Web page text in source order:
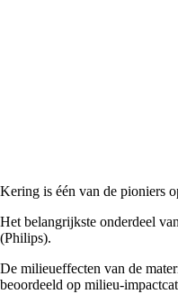
Kering is één van de pioniers
Het belangrijkste onderdeel
(Philips).
De milieueffecten van de
beoordeeld op milieu-